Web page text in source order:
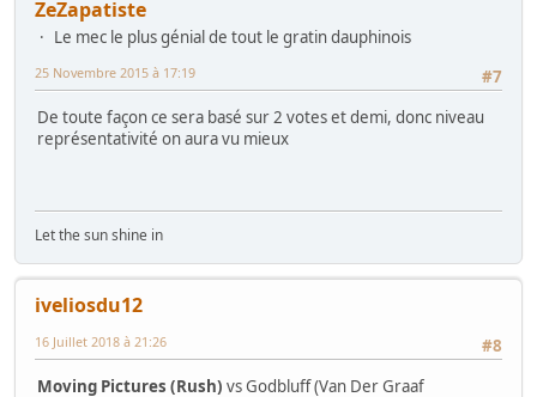
ZeZapatiste
Le mec le plus génial de tout le gratin dauphinois
#7
25 Novembre 2015 à 17:19
De toute façon ce sera basé sur 2 votes et demi, donc niveau
représentativité on aura vu mieux
Let the sun shine in
iveliosdu12
#8
16 Juillet 2018 à 21:26
Moving Pictures (Rush) vs Godbluff (Van Der Graaf